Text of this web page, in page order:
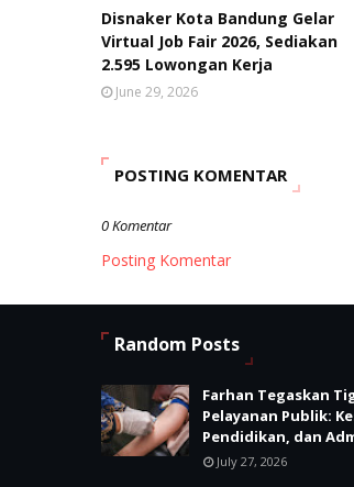
Disnaker Kota Bandung Gelar
Virtual Job Fair 2026, Sediakan
2.595 Lowongan Kerja
June 29, 2026
POSTING KOMENTAR
0 Komentar
Posting Komentar
Random Posts
Farhan Tegaskan
Pelayanan Publik:
Pendidikan, dan
July 27, 2026